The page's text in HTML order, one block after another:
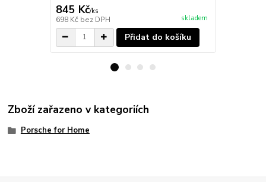
845 Kč/ks
698 Kč bez DPH skladem
Přidat do košíku
Zboží zařazeno v kategoriích
Porsche for Home